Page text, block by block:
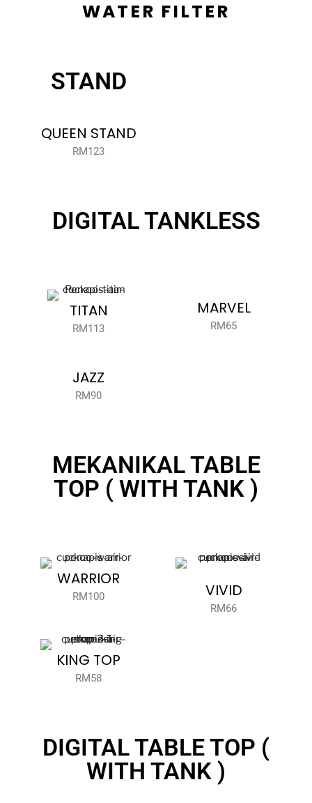
WATER FILTER
STAND
QUEEN STAND
RM123
DIGITAL TANKLESS
TITAN
RM113
MARVEL
RM65
JAZZ
RM90
MEKANIKAL TABLE
TOP ( WITH TANK )
WARRIOR
RM100 VIVID
RM66
KING TOP
RM58
DIGITAL TABLE TOP (
WITH TANK )